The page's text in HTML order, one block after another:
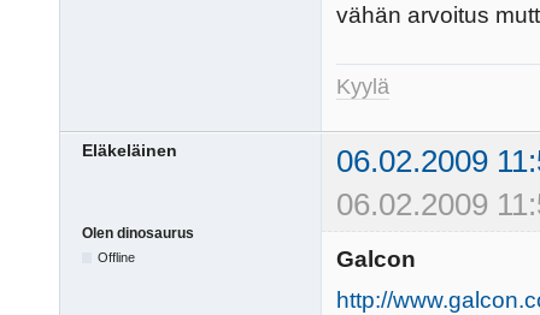
vähän arvoitus
Kyylä
Eläkeläinen
06.02.2009
06.02.2009
Olen dinosaurus
Offline
Galcon
http://